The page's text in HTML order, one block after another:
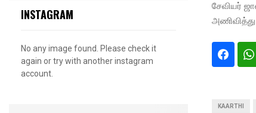
சேவியர்
அணிவித்து
KAARTHI
INSTAGRAM
No any image found. Please check it
again or try with another instagram
account.